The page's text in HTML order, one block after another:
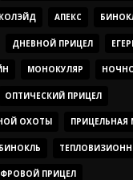
АПЕКС
ДНЕВНОЙ ПРИЦЕЛ
МОНОКУЛЯР
ОПТИЧЕСКИЙ ПРИЦЕЛ
ОХОТЫ ПРИЦЕЛЬНАЯ
ПРИЦЕЛ